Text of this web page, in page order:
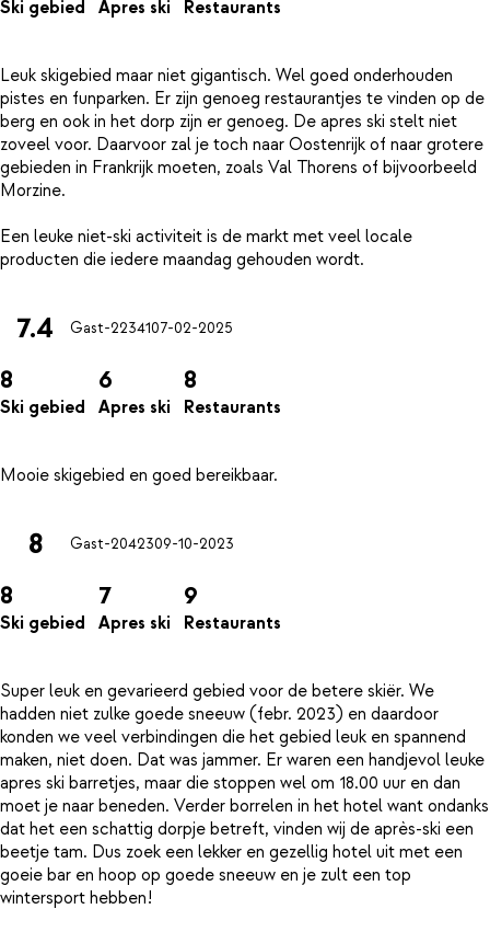
Ski gebied Apres ski Restaurants
Leuk skigebied maar niet gigantisch. Wel goed onderhouden
pistes en funparken. Er zijn genoeg restaurantjes te vinden op de
berg en ook in het dorp zijn er genoeg. De apres ski stelt niet
zoveel voor. Daarvoor zal je toch naar Oostenrijk of naar grotere
gebieden in Frankrijk moeten, zoals Val Thorens of bijvoorbeeld
Morzine.
Een leuke niet-ski activiteit is de markt met veel locale
7.4 Gast-2234107-02-2025
8
Ski gebied
6
Apres ski
8
Restaurants
8 Gast-2042309-10-2023
8
Ski gebied
7
Apres ski
9
Restaurants
Super leuk en gevarieerd gebied voor de betere skiër. We
hadden niet zulke goede sneeuw (febr. 2023) en daardoor
konden we veel verbindingen die het gebied leuk en spannend
maken, niet doen. Dat was jammer. Er waren een handjevol leuke
apres ski barretjes, maar die stoppen wel om 18.00 uur en dan
moet je naar beneden. Verder borrelen in het hotel want ondanks
dat het een schattig dorpje betreft, vinden wij de après-ski een
beetje tam. Dus zoek een lekker en gezellig hotel uit met een
goeie bar en hoop op goede sneeuw en je zult een top